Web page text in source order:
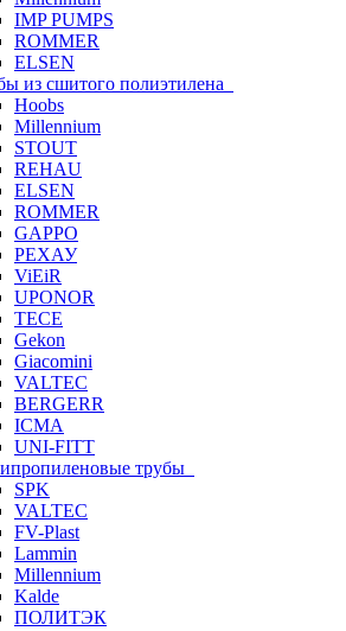
IMP PUMPS
ROMMER
ELSEN
из сшитого полиэтилена
Hoobs
Millennium
STOUT
REHAU
ELSEN
ROMMER
GAPPO
РЕХАУ
ViEiR
UPONOR
TECE
Gekon
Giacomini
VALTEC
BERGERR
ICMA
UNI-FITT
трубы
SPK
VALTEC
FV-Plast
Lammin
Millennium
Kalde
ПОЛИТЭК